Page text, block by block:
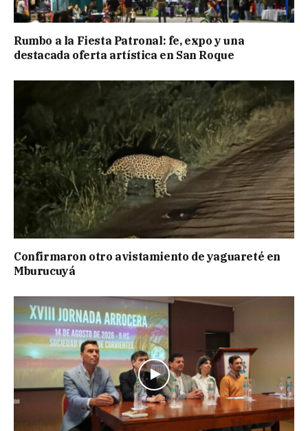
Rumbo a la Fiesta Patronal: fe, expo y una
destacada oferta artística en San Roque
Confirmaron otro avistamiento de yaguareté en
Mburucuyá